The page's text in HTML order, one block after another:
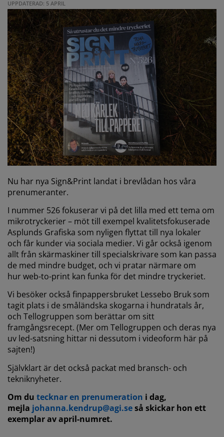
UPPDATERAD: 5 APRIL
Nu har nya Sign&Print landat i brevlådan hos våra
prenumeranter.
I nummer 526 fokuserar vi på det lilla med ett tema om
mikrotryckerier – möt till exempel kvalitetsfokuserade
Asplunds Grafiska som nyligen flyttat till nya lokaler
och får kunder via sociala medier. Vi går också igenom
allt från skärmaskiner till specialskrivare som kan passa
de med mindre budget, och vi pratar närmare om
hur web-to-print kan funka för det mindre tryckeriet.
Vi besöker också finpappersbruket Lessebo Bruk som
tagit plats i de småländska skogarna i hundratals år,
och Tellogruppen som berättar om sitt
framgångsrecept. (Mer om Tellogruppen och deras nya
uv led-satsning hittar ni dessutom i videoform här på
sajten!)
Självklart är det också packat med bransch- och
tekniknyheter.
Om du tecknar en prenumeration i dag,
mejla johanna.kendrup@agi.seså skickar hon ett
exemplar av april-numret.